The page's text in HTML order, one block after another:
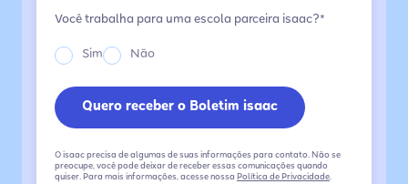
Você trabalha para uma escola parceira isaac?*
Sim Não
O isaac precisa de algumas de suas informações para contato. Não se
preocupe, você pode deixar de receber essas comunicações quando
quiser. Para mais informações, acesse nossa Política de Privacidade.